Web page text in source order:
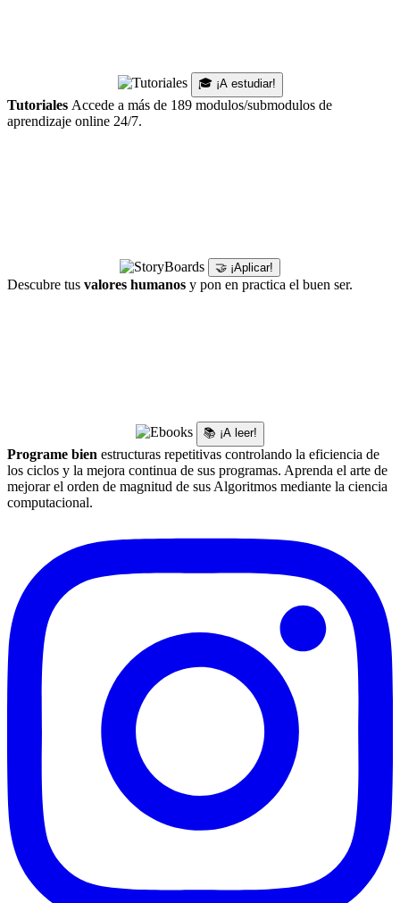
🎓 ¡A estudiar!
Tutoriales Accede a más de 189 modulos/submodulos de
aprendizaje online 24/7.
🤝 ¡Aplicar!
Descubre tus valores humanos y pon en practica el buen ser.
📚 ¡A leer!
Programe bien estructuras repetitivas controlando la eficiencia de
los ciclos y la mejora continua de sus programas. Aprenda el arte de
mejorar el orden de magnitud de sus Algoritmos mediante la ciencia
computacional.